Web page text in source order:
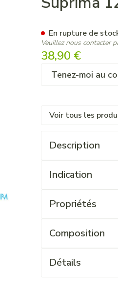
38,90 €
Tenez-moi au
En rupture de
Veuillez nous contacter
Voir tous les
Description
Indication
Propriétés
Composition
Détails